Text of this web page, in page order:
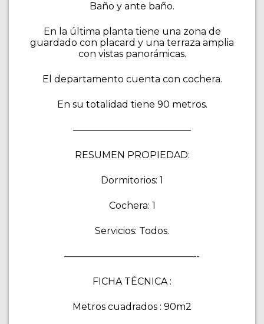
Baño y ante baño.
En la última planta tiene una zona de
guardado con placard y una terraza amplia
con vistas panorámicas.
El departamento cuenta con cochera.
En su totalidad tiene 90 metros.
————————————–
RESUMEN PROPIEDAD:
Dormitorios: 1
Cochera: 1
Servicios: Todos.
——————————————-
FICHA TÉCNICA :
Metros cuadrados : 90m2